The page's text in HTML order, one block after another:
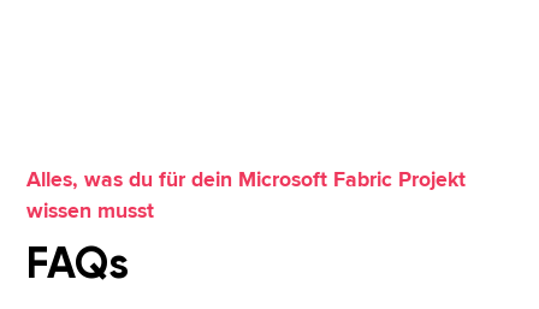
Alles, was du für dein Microsoft Fabric Projekt
wissen musst
FAQs